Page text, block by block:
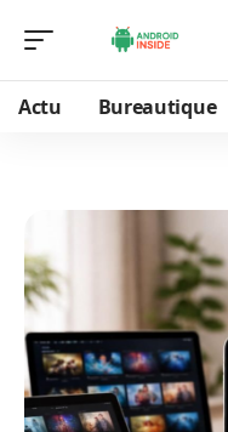
Actu Bureautique